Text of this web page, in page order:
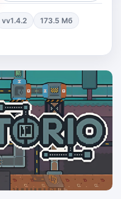
vv1.4.2
173.5 Мб